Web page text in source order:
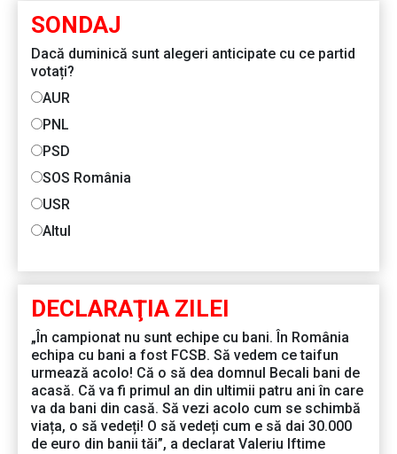
SONDAJ
Dacă duminică sunt alegeri anticipate cu ce partid
votați?
AUR
PNL
PSD
SOS România
USR
Altul
DECLARAŢIA ZILEI
„În campionat nu sunt echipe cu bani. În România
echipa cu bani a fost FCSB. Să vedem ce taifun
urmează acolo! Că o să dea domnul Becali bani de
acasă. Că va fi primul an din ultimii patru ani în care
va da bani din casă. Să vezi acolo cum se schimbă
viața, o să vedeți! O să vedeți cum e să dai 30.000
de euro din banii tăi”, a declarat Valeriu Iftime